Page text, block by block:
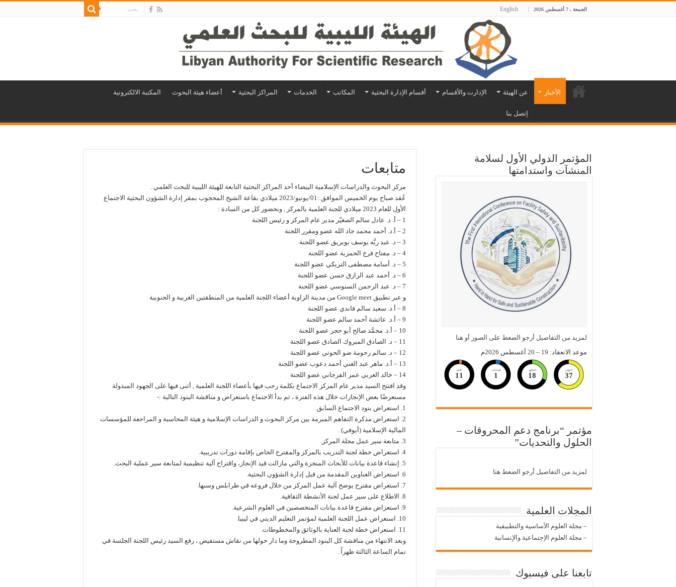
الجمعة , 7 أغسطس 2026 English
الأخبار عن الهيئة الإدارت والأقسام أقسام الإدارة البحثية المكاتب الخدمات المراكز البحثية أعضاء هيئة البحوث المكتبة الالكترونية
إتصل بنا
متابعات
مركز البحوث والدراسات الإسلامية البيضاء أحد المراكز البحثية التابعة للهيئة الليبية للبحث العلمي .
عُقد صباح يوم الخميس الموافق :01/يونيو/2023 ميلادي بقاعة الشيخ المحجوب بمقر إدارة الشؤون البحثية الاجتماع
الأول للعام 2023 ميلادي للجنة العلمية بالمركز , وبحضور كل من السادة :
1 – أ. د. عادل سالم الصغيّر مدير عام المركز و رئيس اللجنة
2 – أ.د. أحمد محمد جاد الله عضو ومقرر اللجنة
3 – د. عبد ربَّه يوسف بوبريق عضو اللجنة
4 – د. مفتاح فرج الحمزية عضو اللجنة
5 – د. أسامة مصطفى التريكي عضو اللجنة
6 – د. أحمد عبد الرازق حسن عضو اللجنة
7 – د. عبد الرحمن السنوسي عضو اللجنة
و عبر تطبيق Google meet من مدينة الزاوية أعضاء اللجنة العلمية من المنطقتين الغربية و الجنوبية .
8 – أ.د. سعيد سالم فاندي عضو اللجنة
9 – أ.د. عائشة أحمد سالم عضو اللجنة
10 – أ.د. محمَّد صالح أبو حجر عضو اللجنة
11 – د. الصادق المبروك الصادق عضو اللجنة
12 – د. سالم رحومة ضو الحوتي عضو اللجنة
13 – أ.د. ماهر عبد الغني أحمد دعوب عضو اللجنة
14 – خالد العربي عمر الفرجاني عضو اللجنة
وقد افتتح السيد مدير عام المركز الاجتماع بكلمة رحب فيها بأعضاء اللجنة العلمية , أثنى فيها على الجهود المبذولة
مستعرضًا بعض الإنجازات خلال هذه الفترة ، ثم بدأ الاجتماع باستعراض و مناقشة البنود التالية :-
1. استعراض بنود الاجتماع السابق.
2. استعراض مذكرة التفاهم المبرمة بين مركز البحوث و الدراسات الإسلامية و هيئة المحاسبة و المراجعة للمؤسسات
المالية الإسلامية (أيوفي) .
3. متابعة سير عمل مجلة المركز.
4. استعراض خطة لجنة التدريب بالمركز والمقترح الخاص بإقامة دورات تدريبية.
5. إنشاء قاعدة بيانات للأبحاث المنجزة والتي مازالت قيد الإنجاز، واقتراح آلية تنظيمية لمتابعة سير عملية البحث.
6. استعراض العناوين المقدمة من قبل إدارة الشؤون البحثية.
7. استعراض مقترح يوضح آلية عمل المركز من خلال فروعه في طرابلس وسبها.
8. الاطلاع على سير عمل لجنة الأنشطة الثقافية.
9. استعراض مقترح قاعدة بيانات المتخصصين في العلوم الشرعية.
10. استعراض عمل اللجنة العلمية لمؤتمر التعليم الديني في ليبيا.
11. استعراض خطة لجنة العناية بالوثائق والمخطوطات.
وبعد الانتهاء من مناقشة كل البنود المطروحة وما دار حولها من نقاش مستفيض ، رفع السيد رئيس اللجنة الجلسة في
تمام الساعة الثالثة ظهراً .
المؤتمر الدولي الأول لسلامة
المنشآت واستدامتها
لمزيد من التفاصيل أرجو الضعط على الصور أو هنا
موعد الانعقاد: 19 – 20 أغسطس 2026م
الايام
11
الساعات
1
الدقائق
18
الثواني
36
مؤتمر “برنامج دعم المحروقات –
الحلول والتحديات”
لمزيد من التفاصيل أرجو الضعط هنا
المجلات العلمية
– مجلة العلوم الأساسية والتطبيقية
– مجلة العلوم الإجتماعية والإنسانية
تابعنا على فيسبوك